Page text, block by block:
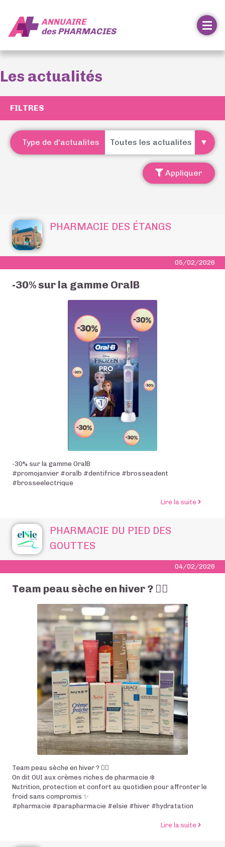
ANNUAIRE
desPHARMACIES
Les actualités
FILTRES
Type de d'actualites
Appliquer
PHARMACIE DES ÉTANGS
05/02/2026
-30% sur la gamme OralB
-30% sur la gamme OralB
#promojanvier #oralb #dentifrice #brosseadent
#brosseelectrique
Lire la suite de
PHARMACIE DU PIED DES
GOUTTES
04/02/2026
Team peau sèche en hiver ? 🙋‍♀️
Team peau sèche en hiver ? 🙋‍♀️
On dit OUI aux crèmes riches de pharmacie ❄️
Nutrition, protection et confort au quotidien pour affronter le
froid sans compromis ✨
#pharmacie #parapharmacie #elsie #hiver #hydratation
Lire la suite de